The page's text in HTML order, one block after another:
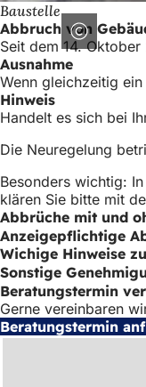
Baustelle
Abbruch von
Seit dem 14.
Ausnahme
Wenn gleichzeitig
Hinweis
Handelt es sich bei
Die Neuregelung
Besonders wichtig:
klären Sie bitte mit
Abbrüche mit und
Anzeigepflichtige
Wichige Hinweise
Sonstige
Beratungstermin
Gerne vereinbaren
Beratungstermin